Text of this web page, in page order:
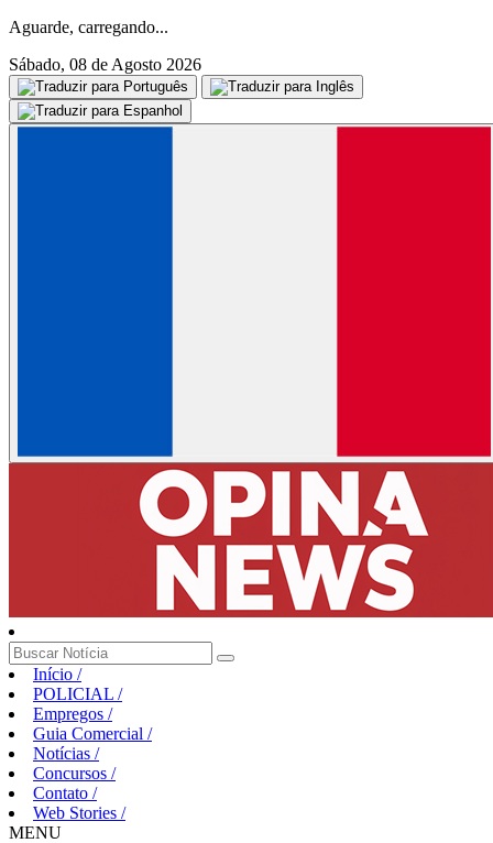
Aguarde, carregando...
Sábado, 08 de Agosto 2026
Início /
POLICIAL /
Empregos /
Guia Comercial /
Notícias /
Concursos /
Contato /
Web Stories /
MENU